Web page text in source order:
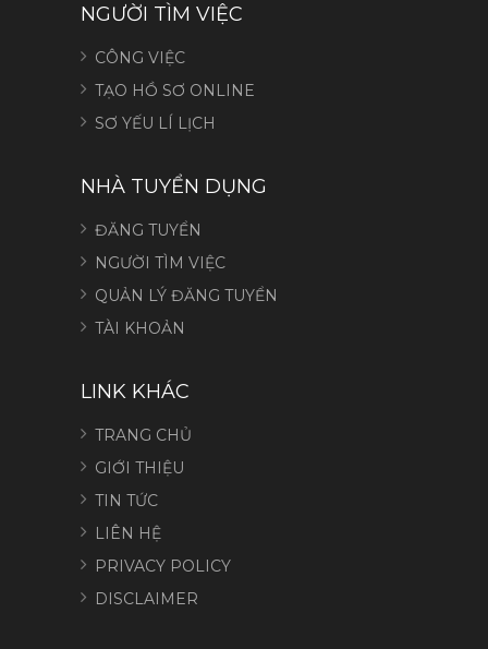
NGƯỜI TÌM VIỆC
CÔNG VIỆC
TẠO HỒ SƠ ONLINE
SƠ YẾU LÍ LỊCH
NHÀ TUYỂN DỤNG
ĐĂNG TUYỂN
NGƯỜI TÌM VIỆC
QUẢN LÝ ĐĂNG TUYỂN
TÀI KHOẢN
LINK KHÁC
TRANG CHỦ
GIỚI THIỆU
TIN TỨC
LIÊN HỆ
PRIVACY POLICY
DISCLAIMER